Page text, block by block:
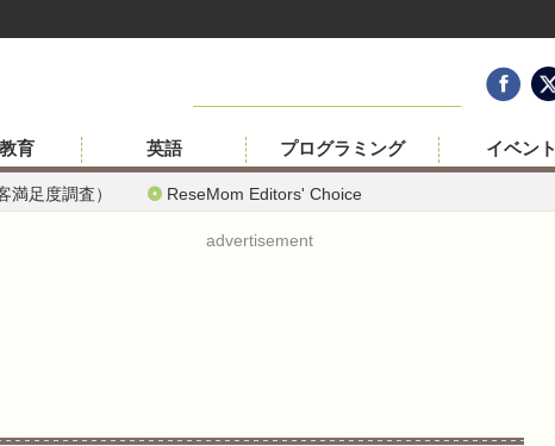
満足度調査） ReseMom Editors' Choice
育 英語 プログラミング イベント
advertisement